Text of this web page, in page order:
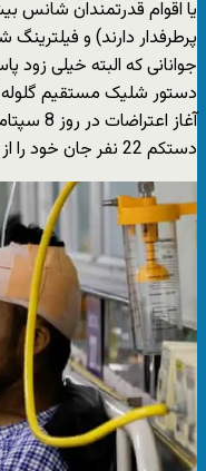
یا اقوام قدرتمندان شانس
پرطرفدار دارند) و
جوانانی که البته خیلی زود
دستور شلیک مستقیم گلوله
آغاز
دستکم 22 نفر جان خود را از دست داده‌اند.